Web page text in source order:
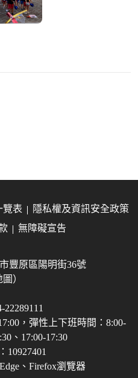
覽表
隱私權及資訊安全政策
無障礙宣告
豐原區陽明街36號
圖）
22289111
，彈性上下班時間：8:00-
、17:00-17:30
10927401
、Firefox瀏覽器